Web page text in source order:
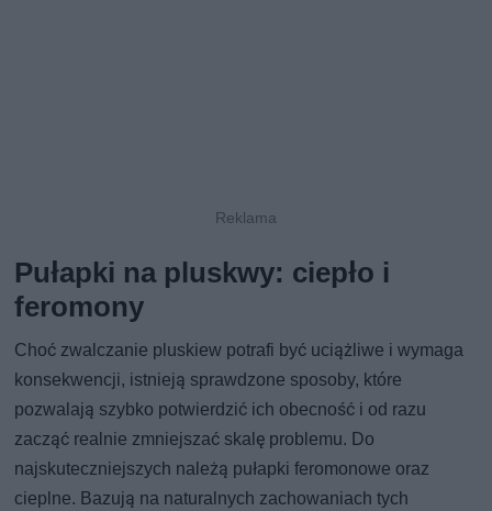
Pułapki na pluskwy: ciepło i
feromony
Choć zwalczanie pluskiew potrafi być uciążliwe i wymaga
konsekwencji, istnieją sprawdzone sposoby, które
pozwalają szybko potwierdzić ich obecność i od razu
zacząć realnie zmniejszać skalę problemu. Do
najskuteczniejszych należą pułapki feromonowe oraz
cieplne. Bazują na naturalnych zachowaniach tych